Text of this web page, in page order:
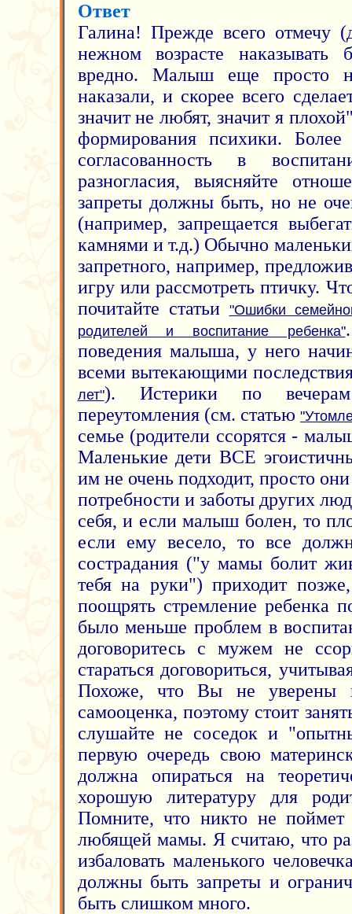
Ответ
Галина! Прежде всего отмечу
нежном возрасте наказывать
вредно. Малыш еще просто
наказали, и скорее всего
значит не любят, значит я
формирования психики. Более
согласованность в
разногласия, выясняйте
запреты должны быть, но не
(например, запрещается
камнями и т.д.) Обычно
запретного, например,
игру или рассмотреть птичку.
почитайте статьи "Ошибки
родителей и воспитание ребенка"
поведения малыша, у него
всеми вытекающими
лет"). Истерики по
переутомления (см. статью
семье (родители ссорятся -
Маленькие дети ВСЕ
им не очень подходит, просто
потребности и заботы других
себя, и если малыш болен, то
если ему весело, то все
сострадания ("у мамы болит
тебя на руки") приходит
поощрять стремление ребенка
было меньше проблем в
договоритесь с мужем не
стараться договориться,
Похоже, что Вы не уверены
самооценка, поэтому стоит
слушайте не соседок и
первую очередь свою
должна опираться на
хорошую литературу для
Помните, что никто не
любящей мамы. Я считаю, что
избаловать маленького
должны быть запреты и
быть слишком много.